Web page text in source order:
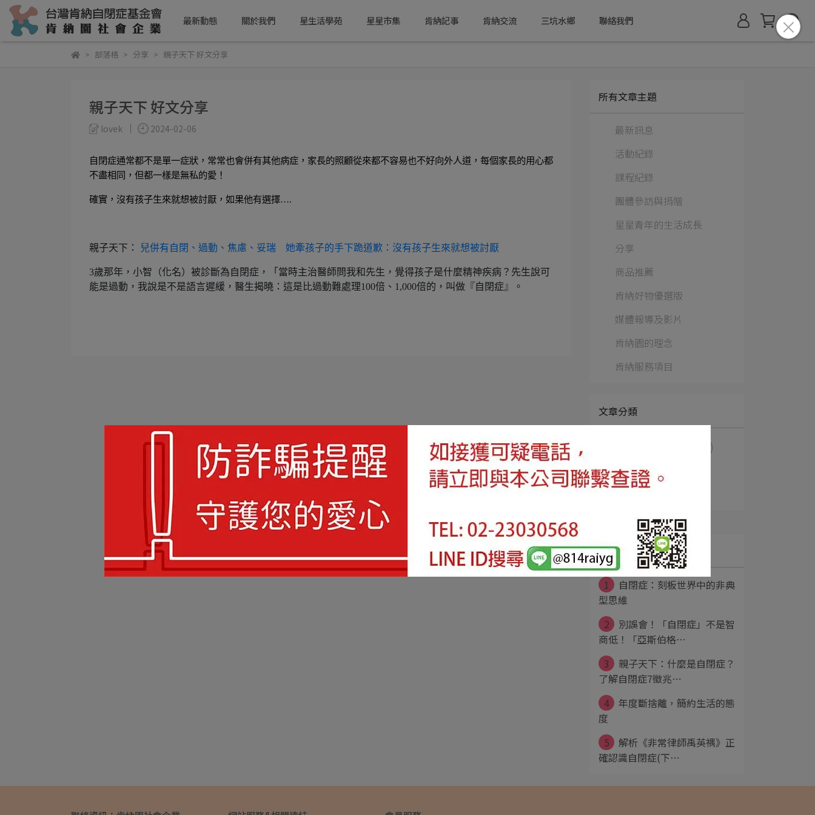
最新動態 關於我們 星生活學苑 星星市集 肯納記事 肯納交流 三坑水鄉 聯絡我們
部落格 分享 親子天下 好文分享
親子天下 好文分享
lovek 2024-02-06
自閉症通常都不是單一症狀，常常也會併有其他病症，家長的照顧從來都不容易也不好向外人道，每個家長的用心都
不盡相同，但都一樣是無私的愛！
確實，沒有孩子生來就想被討厭，如果他有選擇….
親子天下： 兒併有自閉、過動、焦慮、妥瑞 她牽孩子的手下跪道歉：沒有孩子生來就想被討厭
3歲那年，小智（化名）被診斷為自閉症，「當時主治醫師問我和先生，覺得孩子是什麼精神疾病？先生說可
能是過動，我說是不是語言遲緩，醫生揭曉：這是比過動難處理100倍、1,000倍的，叫做『自閉症』。
所有文章主題
最新訊息
活動紀錄
課程紀錄
團體參訪與捐贈
星星青年的生活成長
分享
商品推薦
肯納好物優選版
媒體報導及影片
肯納園的理念
肯納服務項目
文章分類
雙老家園
認識自閉症
最新文章
1
自閉症：刻板世界中的非典
型思維
2
別誤會！「自閉症」不是智
商低！「亞斯伯格⋯
3
親子天下：什麼是自閉症？
了解自閉症7徵兆⋯
4
年度斷捨離，簡約生活的態
度
5
解析《非常律師禹英禑》正
確認識自閉症(下⋯